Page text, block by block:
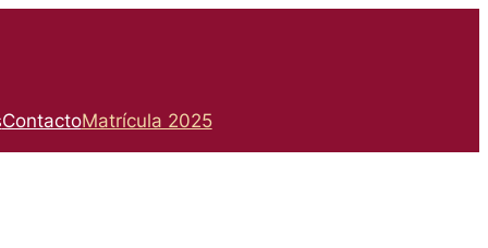
ContactoMatrícula 2025